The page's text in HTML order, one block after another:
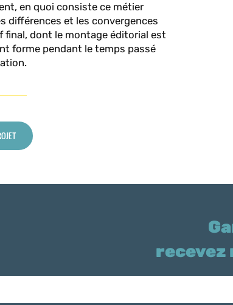
en quoi consiste ce métier
différences et les convergences
final, dont le montage éditorial est
forme pendant le temps passé